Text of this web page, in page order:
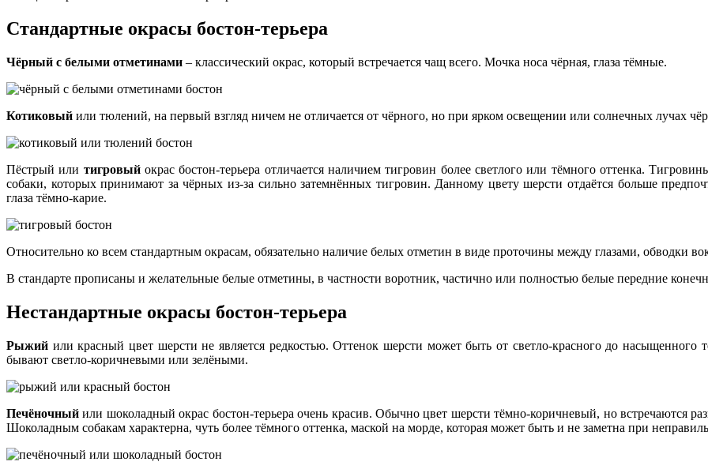
Стандартные окрасы бостон-терьера
Чёрный с белыми отметинами – классический окрас, который встречается чащ всего. Мочка носа чёрная, глаза тёмные.
Котиковый или тюлений, на первый взгляд ничем не отличается от чёрного, но при ярком освещении или солнечных лучах
Пёстрый или тигровыйокрас бостон-терьера отличается наличием тигровин более светлого или тёмного оттенка.
собаки, которых принимают за чёрных из-за сильно затемнённых тигровин. Данному цвету шерсти отдаётся больше
глаза тёмно-карие.
Относительно ко всем стандартным окрасам, обязательно наличие белых отметин в виде проточины между глазами, обводки
В стандарте прописаны и желательные белые отметины, в частности воротник, частично или полностью белые передние
Нестандартные окрасы бостон-терьера
Рыжий или красный цвет шерсти не является редкостью. Оттенок шерсти может быть от светло-красного до насыщенного
бывают светло-коричневыми или зелёными.
Печёночный или шоколадный окрас бостон-терьера очень красив. Обычно цвет шерсти тёмно-коричневый, но встречаются
Шоколадным собакам характерна, чуть более тёмного оттенка, маской на морде, которая может быть и не заметна при